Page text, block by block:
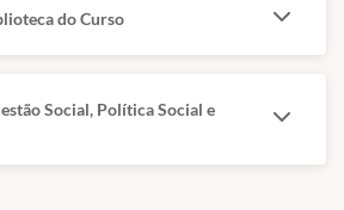
do Curso
Social, Política Social e